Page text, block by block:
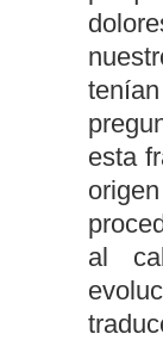
esta
al